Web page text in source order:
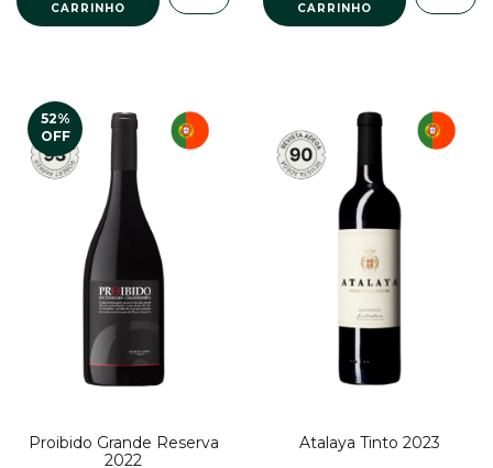
52%
OFF
Proibido Grande Reserva
2022
Atalaya Tinto 2023